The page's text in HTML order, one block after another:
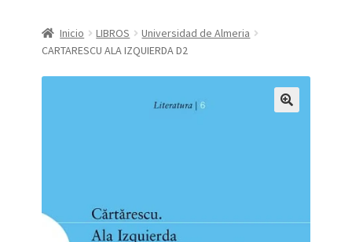
Finalizar compra
Inicio LIBROS
Universidad de Almeria
CARTARESCU ALA IZQUIERDA D2